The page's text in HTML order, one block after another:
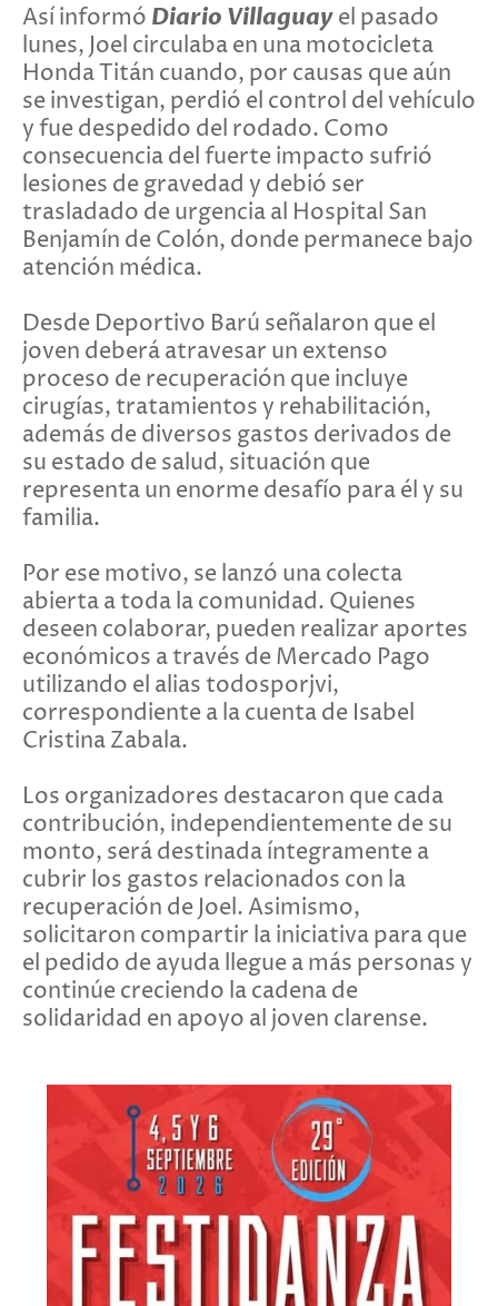
Así informó Diario Villaguayel pasado
lunes, Joel circulaba en una motocicleta
Honda Titán cuando, por causas que aún
se investigan, perdió el control del vehículo
y fue despedido del rodado. Como
consecuencia del fuerte impacto sufrió
lesiones de gravedad y debió ser
trasladado de urgencia al Hospital San
Benjamín de Colón, donde permanece bajo
atención médica.
Desde Deportivo Barú señalaron que el
joven deberá atravesar un extenso
proceso de recuperación que incluye
cirugías, tratamientos y rehabilitación,
además de diversos gastos derivados de
su estado de salud, situación que
representa un enorme desafío para él y su
familia.
Por ese motivo, se lanzó una colecta
abierta a toda la comunidad. Quienes
deseen colaborar, pueden realizar aportes
económicos a través de Mercado Pago
utilizando el alias todosporjvi,
correspondiente a la cuenta de Isabel
Cristina Zabala.
Los organizadores destacaron que cada
contribución, independientemente de su
monto, será destinada íntegramente a
cubrir los gastos relacionados con la
recuperación de Joel. Asimismo,
solicitaron compartir la iniciativa para que
el pedido de ayuda llegue a más personas y
continúe creciendo la cadena de
solidaridad en apoyo al joven clarense.